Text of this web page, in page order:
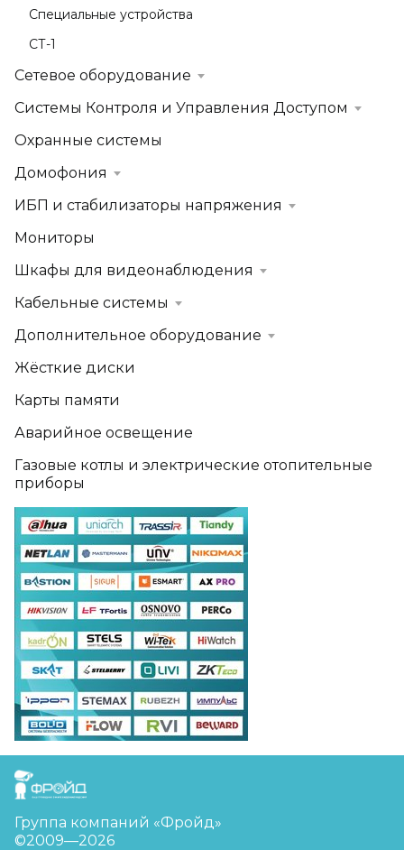
Специальные устройства
СТ-1
Сетевое оборудование
Системы Контроля и Управления Доступом
Охранные системы
Домофония
ИБП и стабилизаторы напряжения
Мониторы
Шкафы для видеонаблюдения
Кабельные системы
Дополнительное оборудование
Жёсткие диски
Карты памяти
Аварийное освещение
Газовые котлы и электрические отопительные
приборы
FreudGroup
Группа компаний «Фройд»
©2009—2026